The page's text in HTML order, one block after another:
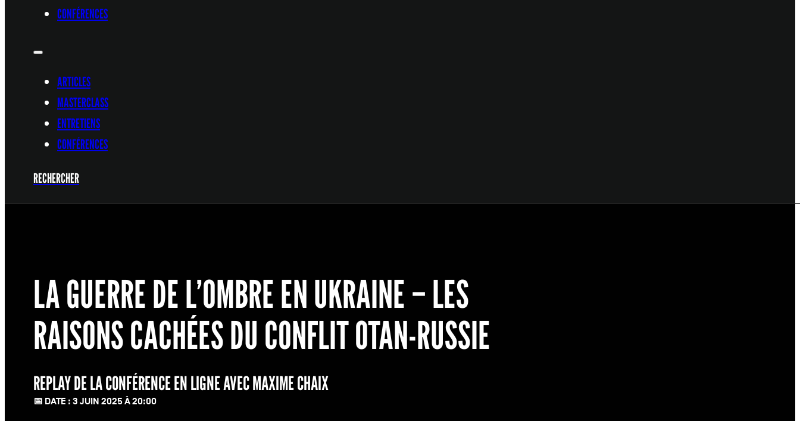
CONFÉRENCES
ARTICLES
MASTERCLASS
ENTRETIENS
CONFÉRENCES
RECHERCHER
LA GUERRE DE L’OMBRE EN UKRAINE – LES
RAISONS CACHÉES DU CONFLIT OTAN-RUSSIE
REPLAY DE LA CONFÉRENCE EN LIGNE AVEC MAXIME CHAIX
📅 DATE : 3 JUIN 2025 À 20:00